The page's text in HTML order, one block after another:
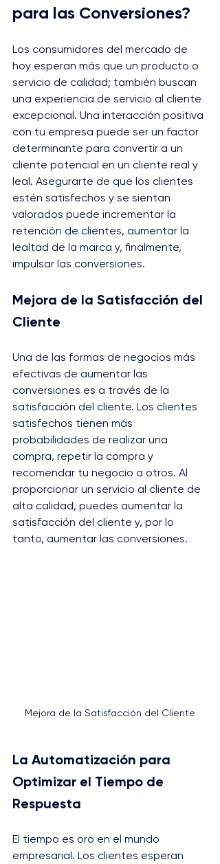
para las Conversiones?
Los consumidores del mercado de
hoy esperan más que un producto o
servicio de calidad; también buscan
una experiencia de servicio al cliente
excepcional. Una interacción positiva
con tu empresa puede ser un factor
determinante para convertir a un
cliente potencial en un cliente real y
leal. Asegurarte de que los clientes
estén satisfechos y se sientan
valorados puede incrementar la
retención de clientes, aumentar la
lealtad de la marca y, finalmente,
impulsar las conversiones.
Mejora de la Satisfacción del
Cliente
Una de las formas de negocios más
efectivas de aumentar las
conversiones es a través de la
satisfacción del cliente. Los clientes
satisfechos tienen más
probabilidades de realizar una
compra, repetir la compra y
recomendar tu negocio a otros. Al
proporcionar un servicio al cliente de
alta calidad, puedes aumentar la
satisfacción del cliente y, por lo
tanto, aumentar las conversiones.
Mejora de la Satisfacción del Cliente
La Automatización para
Optimizar el Tiempo de
Respuesta
El tiempo es oro en el mundo
empresarial. Los clientes esperan